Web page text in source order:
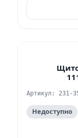
Артикул: 231-
Недоступно